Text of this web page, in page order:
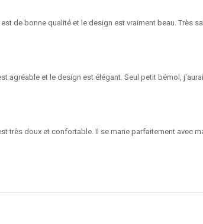
de bonne qualité et le design est vraiment beau. Très
agréable et le design est élégant. Seul petit bémol,
très doux et confortable. Il se marie parfaitement avec